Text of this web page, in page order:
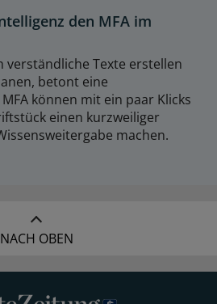
den MFA im
verständliche Texte erstellen
betont eine
können mit ein paar Klicks
einen kurzweiliger
machen.
NACH OBEN